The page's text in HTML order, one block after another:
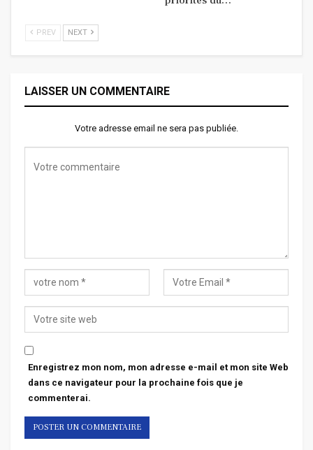
PREV NEXT
LAISSER UN COMMENTAIRE
Votre adresse email ne sera pas publiée.
Enregistrez mon nom, mon adresse e-mail et mon site Web
dans ce navigateur pour la prochaine fois que je
commenterai.